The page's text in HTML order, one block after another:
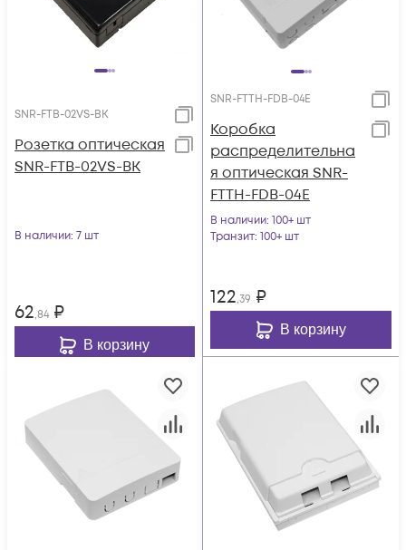
SNR-FTB-02VS-BK
Розетка оптическая
SNR-FTB-02VS-BK
В наличии: 7 шт
62,84 ₽
В корзину
SNR-FTTH-FDB-04Е
Коробка
распределительна
я оптическая SNR-
FTTH-FDB-04Е
В наличии: 100+ шт
Транзит: 100+ шт
122,39 ₽
В корзину